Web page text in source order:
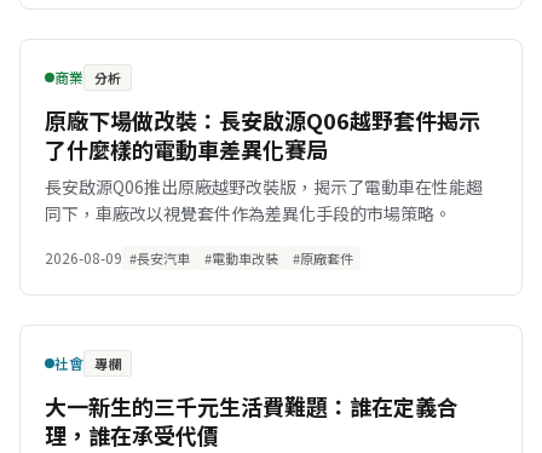
商業 分析
原廠下場做改裝：長安啟源Q06越野套件揭示
了什麼樣的電動車差異化賽局
長安啟源Q06推出原廠越野改裝版，揭示了電動車在性能趨
同下，車廠改以視覺套件作為差異化手段的市場策略。
2026-08-09 #長安汽車 #電動車改裝 #原廠套件
社會 專欄
大一新生的三千元生活費難題：誰在定義合
理，誰在承受代價